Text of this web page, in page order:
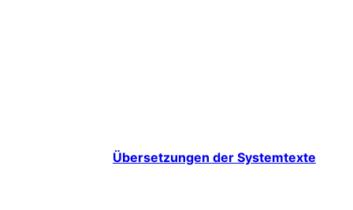
Übersetzungen der Systemtexte